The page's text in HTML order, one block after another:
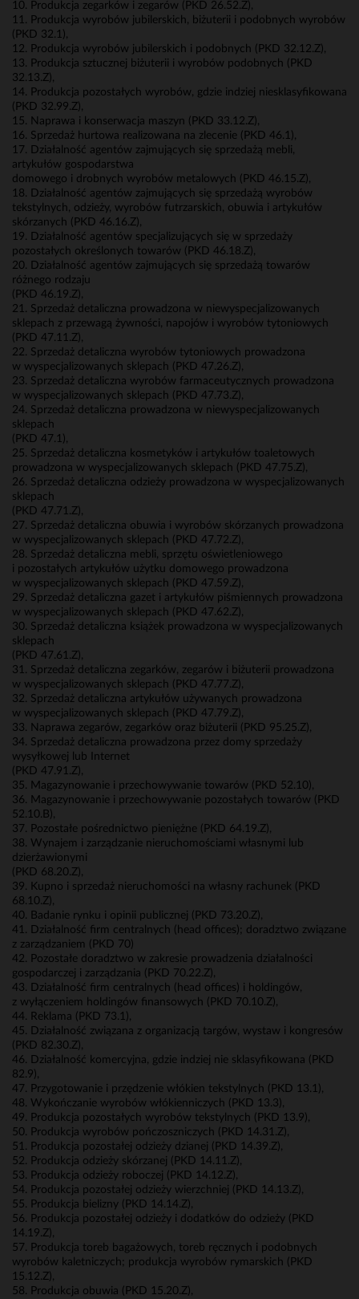
10. Produkcja zegarków i zegarów (PKD 26.52.Z),
11. Produkcja wyrobów jubilerskich, biżuterii i podobnych wyrobów
(PKD 32.1),
12. Produkcja wyrobów jubilerskich i podobnych (PKD 32.12.Z),
13. Produkcja sztucznej biżuterii i wyrobów podobnych (PKD
32.13.Z),
14. Produkcja pozostałych wyrobów, gdzie indziej niesklasyfikowana
(PKD 32.99.Z),
15. Naprawa i konserwacja maszyn (PKD 33.12.Z),
16. Sprzedaż hurtowa realizowana na zlecenie (PKD 46.1),
17. Działalność agentów zajmujących się sprzedażą mebli,
artykułów gospodarstwa
domowego i drobnych wyrobów metalowych (PKD 46.15.Z),
18. Działalność agentów zajmujących się sprzedażą wyrobów
tekstylnych, odzieży, wyrobów futrzarskich, obuwia i artykułów
skórzanych (PKD 46.16.Z),
19. Działalność agentów specjalizujących się w sprzedaży
pozostałych określonych towarów (PKD 46.18.Z),
20. Działalność agentów zajmujących się sprzedażą towarów
różnego rodzaju
(PKD 46.19.Z),
21. Sprzedaż detaliczna prowadzona w niewyspecjalizowanych
sklepach z przewagą żywności, napojów i wyrobów tytoniowych
(PKD 47.11.Z),
22. Sprzedaż detaliczna wyrobów tytoniowych prowadzona
w wyspecjalizowanych sklepach (PKD 47.26.Z),
23. Sprzedaż detaliczna wyrobów farmaceutycznych prowadzona
w wyspecjalizowanych sklepach (PKD 47.73.Z),
24. Sprzedaż detaliczna prowadzona w niewyspecjalizowanych
sklepach
(PKD 47.1),
25. Sprzedaż detaliczna kosmetyków i artykułów toaletowych
prowadzona w wyspecjalizowanych sklepach (PKD 47.75.Z),
26. Sprzedaż detaliczna odzieży prowadzona w wyspecjalizowanych
sklepach
(PKD 47.71.Z),
27. Sprzedaż detaliczna obuwia i wyrobów skórzanych prowadzona
w wyspecjalizowanych sklepach (PKD 47.72.Z),
28. Sprzedaż detaliczna mebli, sprzętu oświetleniowego
i pozostałych artykułów użytku domowego prowadzona
w wyspecjalizowanych sklepach (PKD 47.59.Z),
29. Sprzedaż detaliczna gazet i artykułów piśmiennych prowadzona
w wyspecjalizowanych sklepach (PKD 47.62.Z),
30. Sprzedaż detaliczna książek prowadzona w wyspecjalizowanych
sklepach
(PKD 47.61.Z),
31. Sprzedaż detaliczna zegarków, zegarów i biżuterii prowadzona
w wyspecjalizowanych sklepach (PKD 47.77.Z),
32. Sprzedaż detaliczna artykułów używanych prowadzona
w wyspecjalizowanych sklepach (PKD 47.79.Z),
33. Naprawa zegarów, zegarków oraz biżuterii (PKD 95.25.Z),
34. Sprzedaż detaliczna prowadzona przez domy sprzedaży
wysyłkowej lub Internet
(PKD 47.91.Z),
35. Magazynowanie i przechowywanie towarów (PKD 52.10),
36. Magazynowanie i przechowywanie pozostałych towarów (PKD
52.10.B),
37. Pozostałe pośrednictwo pieniężne (PKD 64.19.Z),
38. Wynajem i zarządzanie nieruchomościami własnymi lub
dzierżawionymi
(PKD 68.20.Z),
39. Kupno i sprzedaż nieruchomości na własny rachunek (PKD
68.10.Z),
40. Badanie rynku i opinii publicznej (PKD 73.20.Z),
41. Działalność firm centralnych (head offices); doradztwo związane
z zarządzaniem (PKD 70)
42. Pozostałe doradztwo w zakresie prowadzenia działalności
gospodarczej i zarządzania (PKD 70.22.Z),
43. Działalność firm centralnych (head offices) i holdingów,
z wyłączeniem holdingów finansowych (PKD 70.10.Z),
44. Reklama (PKD 73.1),
45. Działalność związana z organizacją targów, wystaw i kongresów
(PKD 82.30.Z),
46. Działalność komercyjna, gdzie indziej nie sklasyfikowana (PKD
82.9),
47. Przygotowanie i przędzenie włókien tekstylnych (PKD 13.1),
48. Wykończanie wyrobów włókienniczych (PKD 13.3),
49. Produkcja pozostałych wyrobów tekstylnych (PKD 13.9),
50. Produkcja wyrobów pończoszniczych (PKD 14.31.Z),
51. Produkcja pozostałej odzieży dzianej (PKD 14.39.Z),
52. Produkcja odzieży skórzanej (PKD 14.11.Z),
53. Produkcja odzieży roboczej (PKD 14.12.Z),
54. Produkcja pozostałej odzieży wierzchniej (PKD 14.13.Z),
55. Produkcja bielizny (PKD 14.14.Z),
56. Produkcja pozostałej odzieży i dodatków do odzieży (PKD
14.19.Z),
57. Produkcja toreb bagażowych, toreb ręcznych i podobnych
wyrobów kaletniczych; produkcja wyrobów rymarskich (PKD
15.12.Z),
58. Produkcja obuwia (PKD 15.20.Z),